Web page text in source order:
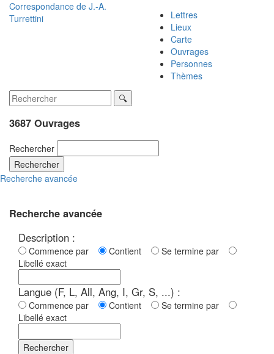
Correspondance de J.-A.
Turrettini
Lettres
Lieux
Carte
Ouvrages
Personnes
Thèmes
3687 Ouvrages
Rechercher
Rechercher
Recherche avancée
Recherche avancée
Description :
Commence par Contient
Se termine par
Libellé exact
Langue (F, L, All, Ang, I, Gr, S, ...) :
Commence par Contient
Se termine par
Libellé exact
Rechercher